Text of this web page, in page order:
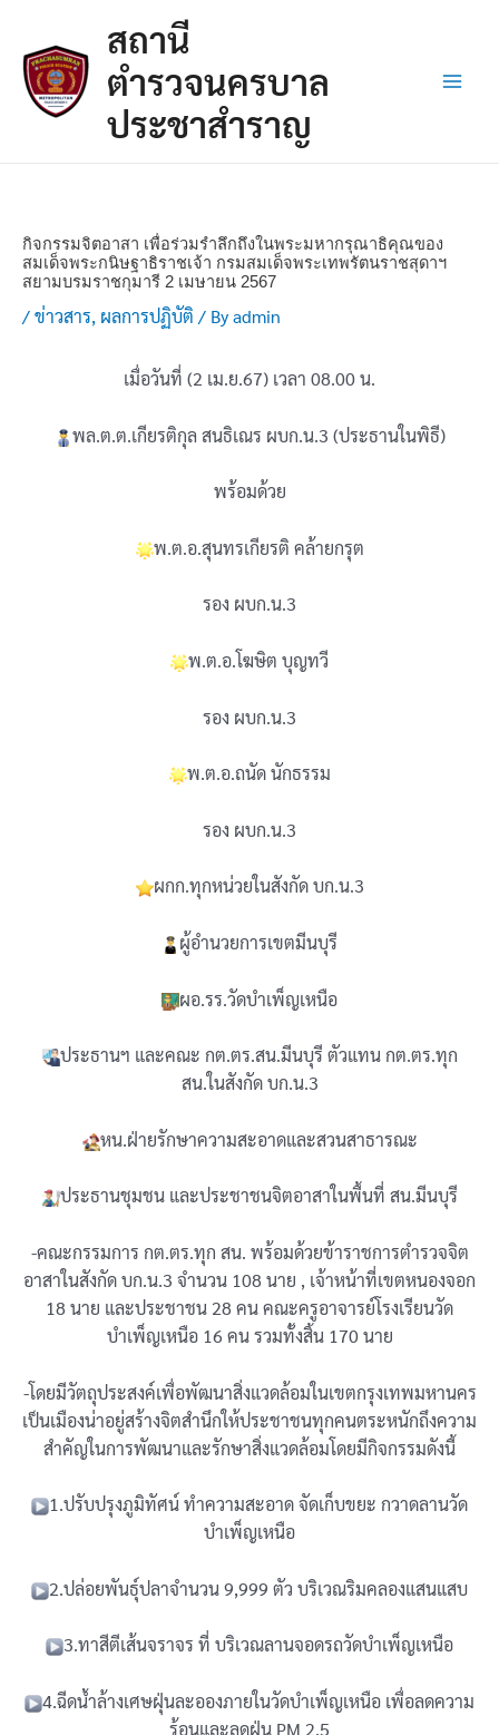
content
สถานี
ตำรวจนครบาล
ประชาสำราญ
กิจกรรมจิตอาสา เพื่อร่วมรำลึกถึงในพระมหากรุณาธิคุณของ
สมเด็จพระกนิษฐาธิราชเจ้า กรมสมเด็จพระเทพรัตนราชสุดาฯ
สยามบรมราชกุมารี 2 เมษายน 2567
/ข่าวสาร, ผลการปฏิบัติ / Byadmin
เมื่อวันที่ (2 เม.ย.67) เวลา 08.00 น.
พล.ต.ต.เกียรติกุล สนธิเณร ผบก.น.3 (ประธานในพิธี)
พร้อมด้วย
พ.ต.อ.สุนทรเกียรติ คล้ายกรุต
รอง ผบก.น.3
พ.ต.อ.โฆษิต บุญทวี
รอง ผบก.น.3
พ.ต.อ.ถนัด นักธรรม
รอง ผบก.น.3
ผกก.ทุกหน่วยในสังกัด บก.น.3
ผู้อำนวยการเขตมีนบุรี
ผอ.รร.วัดบำเพ็ญเหนือ
ประธานฯ และคณะ กต.ตร.สน.มีนบุรี ตัวแทน กต.ตร.ทุก
สน.ในสังกัด บก.น.3
หน.ฝ่ายรักษาความสะอาดและสวนสาธารณะ
ประธานชุมชน และประชาชนจิตอาสาในพื้นที่ สน.มีนบุรี
-คณะกรรมการ กต.ตร.ทุก สน. พร้อมด้วยข้าราชการตำรวจจิต
อาสาในสังกัด บก.น.3 จำนวน 108 นาย , เจ้าหน้าที่เขตหนองจอก
18 นาย และประชาชน 28 คน คณะครูอาจารย์โรงเรียนวัด
บำเพ็ญเหนือ 16 คน รวมทั้งสิ้น 170 นาย
-โดยมีวัตถุประสงค์เพื่อพัฒนาสิ่งแวดล้อมในเขตกรุงเทพมหานคร
เป็นเมืองน่าอยู่สร้างจิตสำนึกให้ประชาชนทุกคนตระหนักถึงความ
สำคัญในการพัฒนาและรักษาสิ่งแวดล้อมโดยมีกิจกรรมดังนี้
1.ปรับปรุงภูมิทัศน์ ทำความสะอาด จัดเก็บขยะ กวาดลานวัด
บำเพ็ญเหนือ
2.ปล่อยพันธุ์ปลาจำนวน 9,999 ตัว บริเวณริมคลองแสนแสบ
3.ทาสีตีเส้นจราจร ที่ บริเวณลานจอดรถวัดบำเพ็ญเหนือ
4.ฉีดน้ำล้างเศษฝุ่นละอองภายในวัดบำเพ็ญเหนือ เพื่อลดความ
ร้อนและลดฝุ่น PM 2.5
navigation